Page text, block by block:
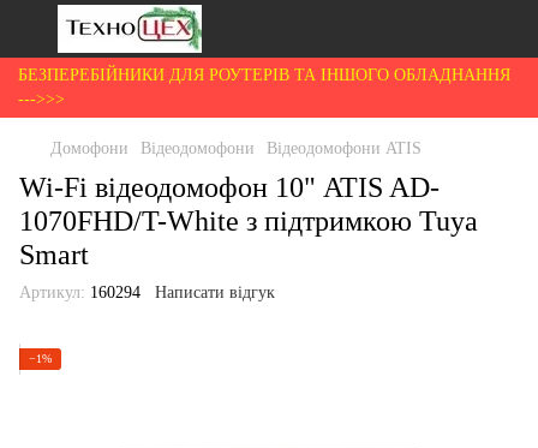
БЕЗПЕРЕБІЙНИКИ ДЛЯ РОУТЕРІВ ТА ІНШОГО ОБЛАДНАННЯ
--->>>
Домофони Відеодомофони Відеодомофони ATIS
Wi-Fi відеодомофон 10" ATIS AD-
1070FHD/T-White з підтримкою Tuya
Smart
Артикул: 160294 Написати відгук
−1%